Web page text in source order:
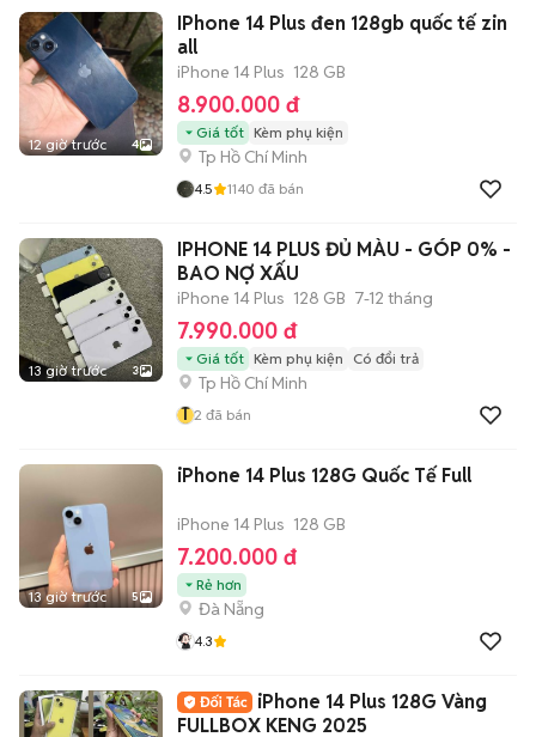
12 giờ trước 4
IPhone 14 Plus đen 128gb quốc tế zin
all
iPhone 14 Plus 128 GB
8.900.000 đ
Giá tốt Kèm phụ kiện
Tp Hồ Chí Minh
4.5 1140 đã bán
13 giờ trước 3
IPHONE 14 PLUS ĐỦ MÀU - GÓP 0% -
BAO NỢ XẤU
iPhone 14 Plus 128 GB 7-12 tháng
7.990.000 đ
Giá tốt Kèm phụ kiện Có đổi trả
Tp Hồ Chí Minh
T 2 đã bán
13 giờ trước 5
iPhone 14 Plus 128G Quốc Tế Full
iPhone 14 Plus 128 GB
7.200.000 đ
Rẻ hơn
Đà Nẵng
4.3
iPhone 14 Plus 128G Vàng
FULLBOX KENG 2025